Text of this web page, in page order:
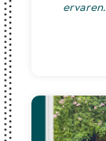
ervaren.